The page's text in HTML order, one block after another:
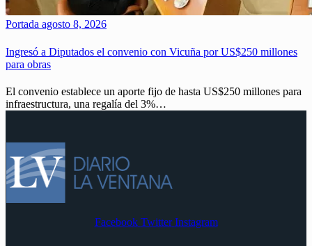
Portada agosto 8, 2026
Ingresó a Diputados el convenio con Vicuña por US$250 millones
para obras
El convenio establece un aporte fijo de hasta US$250 millones para
infraestructura, una regalía del 3%…
Facebook Twitter Instagram